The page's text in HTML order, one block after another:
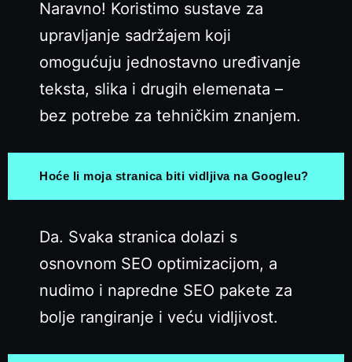
Naravno! Koristimo sustave za
upravljanje sadržajem koji
omogućuju jednostavno uređivanje
teksta, slika i drugih elemenata –
bez potrebe za tehničkim znanjem.
Hoće li moja stranica biti vidljiva na Googleu?
Da. Svaka stranica dolazi s
osnovnom SEO optimizacijom, a
nudimo i napredne SEO pakete za
bolje rangiranje i veću vidljivost.